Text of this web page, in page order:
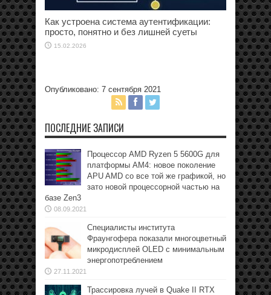
Как устроена система аутентификации:
просто, понятно и без лишней суеты
15.02.2026
Опубликовано: 7 сентября 2021
ПОСЛЕДНИЕ ЗАПИСИ
Процессор AMD Ryzen 5 5600G для
платформы АМ4: новое поколение
APU AMD со все той же графикой, но
зато новой процессорной частью на
базе Zen3
08.09.2021
Специалисты института
Фраунгофера показали многоцветный
микродисплей OLED с минимальным
энергопотреблением
27.11.2021
Трассировка лучей в Quake II RTX